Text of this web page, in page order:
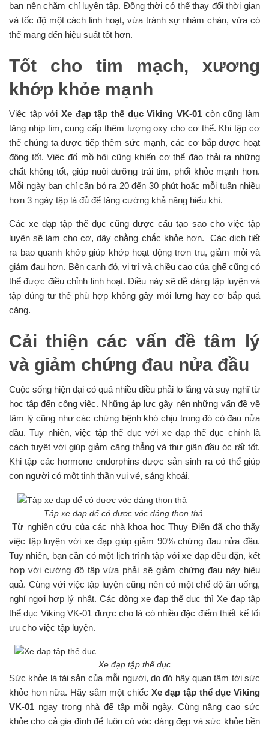
bạn nên chăm chỉ luyện tập. Đồng thời có thể thay đổi thời gian
và tốc độ một cách linh hoạt, vừa tránh sự nhàm chán, vừa có
thể mang đến hiệu suất tốt hơn.
Tốt cho tim mạch, xương
khớp khỏe mạnh
Việc tập với Xe đạp tập thể dục Viking VK-01 còn cũng làm
tăng nhịp tim, cung cấp thêm lượng oxy cho cơ thể. Khi tập cơ
thể chúng ta được tiếp thêm sức mạnh, các cơ bắp được hoạt
động tốt. Việc đổ mồ hôi cũng khiến cơ thể đào thải ra những
chất không tốt, giúp nuôi dưỡng trái tim, phổi khỏe mạnh hơn.
Mỗi ngày bạn chỉ cần bỏ ra 20 đến 30 phút hoặc mỗi tuần nhiều
hơn 3 ngày tập là đủ để tăng cường khả năng hiếu khí.
Các xe đạp tập thể dục cũng được cấu tạo sao cho việc tập
luyện sẽ làm cho cơ, dây chằng chắc khỏe hơn. Các dịch tiết
ra bao quanh khớp giúp khớp hoạt động trơn tru, giảm mỏi và
giảm đau hơn. Bên cạnh đó, vị trí và chiều cao của ghế cũng có
thể được điều chỉnh linh hoạt. Điều này sẽ dễ dàng tập luyện và
tập đúng tư thế phù hợp không gây mỏi lưng hay cơ bắp quá
căng.
Cải thiện các vấn đề tâm lý
và giảm chứng đau nửa đầu
Cuộc sống hiện đại có quá nhiều điều phải lo lắng và suy nghĩ từ
học tập đến công việc. Những áp lực gây nên những vấn đề về
tâm lý cũng như các chứng bệnh khó chịu trong đó có đau nửa
đầu. Tuy nhiên, việc tập thể dục với xe đạp thể dục chính là
cách tuyệt vời giúp giảm căng thẳng và thư giãn đầu óc rất tốt.
Khi tập các hormone endorphins được sản sinh ra có thể giúp
con người có một tinh thần vui vẻ, sảng khoái.
Tập xe đạp để có được vóc dáng thon thả
Từ nghiên cứu của các nhà khoa học Thụy Điển đã cho thấy
việc tập luyện với xe đạp giúp giảm 90% chứng đau nửa đầu.
Tuy nhiên, bạn cần có một lịch trình tập với xe đạp đều đặn, kết
hợp với cường độ tập vừa phải sẽ giảm chứng đau này hiệu
quả. Cùng với việc tập luyện cũng nên có một chế độ ăn uống,
nghỉ ngơi hợp lý nhất. Các dòng xe đạp thể dục thì Xe đạp tập
thể dục Viking VK-01 được cho là có nhiều đặc điểm thiết kế tối
ưu cho việc tập luyện.
Xe đạp tập thể dục
Sức khỏe là tài sản của mỗi người, do đó hãy quan tâm tới sức
khỏe hơn nữa. Hãy sắm một chiếc Xe đạp tập thể dục Viking
VK-01 ngay trong nhà để tập mỗi ngày. Cùng nâng cao sức
khỏe cho cả gia đình để luôn có vóc dáng đẹp và sức khỏe bền